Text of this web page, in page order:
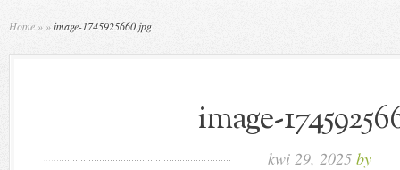
Home » »image-1745925660.jpg
image-
kwi 29, 2025 by